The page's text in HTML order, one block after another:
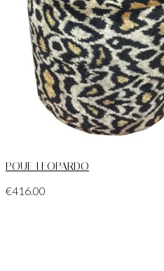
POUF LEOPARDO
€416.00